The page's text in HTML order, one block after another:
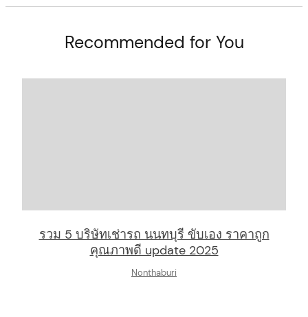
Recommended for You
รวม 5 บริษัทเช่ารถ นนทบุรี ขับเอง ราคาถูก
คุณภาพดี update 2025
Nonthaburi